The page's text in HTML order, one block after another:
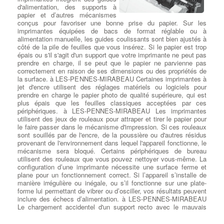
panne de disque dur ou de SSD
entraînant une perte de vos
données, vous savez à quel point
il peut être coûteux de les
récupérer intégralement. à LES-PENNES-MIRABEAU Nous
pouvons vous aider en évaluant en quelques minutes si votre
disque est récupérable en magasin ou s'il présente une
défaillance mécanique nécessitant son envoi à un laboratoire
spécialisé dans la récupération de données. Vous pensez avez
perdu vos données ? La récupération totale ou partielle de
données est possible à LES-PENNES-MIRABEAU.
Remplacer un Disque dur par
un SSD: Nous choisissons un
disque de remplacement de
qualité, de taille égale ou
supérieure à celle du disque HS
et des meilleures marques du
Marché. Lorsque cela est
souhaité, nous pouvons
remplacer le HDD HS par un SSD Sata ou M.2 selon le type de
carte mère ou bien même rajouter un Disque Dur secondaire en
plus du SDD Sata primaire . à LES-PENNES-MIRABEAU Le
système d'origine est ensuite installé sur le nouveau disque dur
ou SSD, conformément à la licence utilisateur du client. Lorsque
le Port M.2 est présent et disponible, nous proposons
Portables
Réparation ventilation et
thermique sur Pc portable: Un
dysfonctionnement du ventilateur
de votre ordinateur portable ou du
système de transfert thermique
peut sembler anodin, mais si
votre ordinateur surchauffe trop
(aérations bouchées, Thermic HS,
utilisation intensive etc ...), il risque de causer des problèmes
complexes à LES-PENNES-MIRABEAU Impossibilité de
démarrer votre PC, panne générale du CPU ou du GPU,
dégradation des chipsets, perte de données. Si vous pensez que
votre ventilateur est peut-être en panne, apportez-le
immédiatement à votre réparateur local à LES-PENNES-
MIRABEAU pour éviter d'autres dommages
irréversibles. :Chercher Un Réparateur Ordi Portable
Nos réparations sur Ordi Portables
Réparations carte mère après
un sinistre liquide: Les dégâts
de liquides (eau, café, bière etc
…) sont très fréquents chez les
et avec une protection en face avant au cas où votre téléphone
atterrirait face cachée.
Choisir les barrettes mémoires
pour ordi à LES-PENNES-
MIRABEAU: Nous vivons
maintenant dans un monde 64
bits, il est donc indispensable d'
avoir au moins 4 Go de RAM à
LES-PENNES-MIRABEAU .
Certains trouveront peut-être que
la mémoire est insuffisante pour
que l'ordinateur puisse afficher des performances acceptables,
avec un minimum de 8 Go de RAM pour un nouvel ordinateur, ou
16 Go de RAM pour tâches liées aux jeux ou au traitement vidéo
à LES-PENNES-MIRABEAU . 32 Go de RAM ou plus ne sont
nécessaires que si vous savez que vous allez utiliser des
applications gourmandes en mémoire, telles que les logiciels de
montage vidéo et autres. En d'autres termes, si votre budget est
extrêmement réduit, 8 Go suffiront. Si vous souhaitez en avoir
juste assez, 16 Go est la voie à suivre. Lors du montage d'un pc
ou d'un serveur, il est souhaitable de disposer de la plus grande
quantité de mémoire possible. Car, à mesure que le temps
passera, les applications continueront à demander de plus en
plus de mémoire.
d'alimentation, des supports à
papier et d’autres mécanismes
conçus pour favoriser une bonne prise du papier. Sur les
imprimantes équipées de bacs de format réglable ou à
alimentation manuelle, les guides coulissants sont bien ajustés à
côté de la pile de feuilles que vous insérez. Si le papier est trop
épais ou s'il s'agit d'un support que votre imprimante ne peut pas
prendre en charge, il se peut que le papier ne parvienne pas
correctement en raison de ses dimensions ou des propriétés de
la surface. à LES-PENNES-MIRABEAU Certaines imprimantes à
jet d'encre utilisent des réglages matériels ou logiciels pour
prendre en charge le papier photo de qualité supérieure, qui est
plus épais que les feuilles classiques acceptées par ces
périphériques. à LES-PENNES-MIRABEAU Les imprimantes
utilisent des jeux de rouleaux pour attraper et tirer le papier pour
le faire passer dans le mécanisme d'impression. Si ces rouleaux
sont souillés par de l'encre, de la poussière ou d'autres résidus
provenant de l'environnement dans lequel l'appareil fonctionne, le
mécanisme sera bloqué. Certains périphériques de bureau
utilisent des rouleaux que vous pouvez nettoyer vous-même. La
configuration d’une imprimante nécessite une surface ferme et
plane pour un fonctionnement correct. Si l’appareil s’installe de
manière irrégulière ou inégale, ou s’il fonctionne sur une plate-
forme lui permettant de vibrer ou d’osciller, vos résultats peuvent
inclure des échecs d’alimentation. à LES-PENNES-MIRABEAU
Le chargement accidentel d'un support recto avec le mauvais